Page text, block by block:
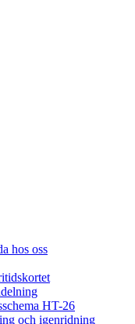
hos oss
HT-26
och igenridning